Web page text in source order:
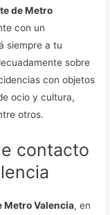
de Metro
con un
siempre a tu
sobre
con objetos
ocio y cultura,
otros.
contacto
Metro Valencia, en